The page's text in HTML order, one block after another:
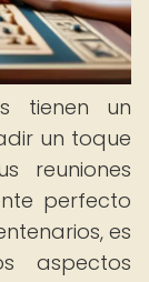
tienen un
un toque
reuniones
perfecto
es
aspectos